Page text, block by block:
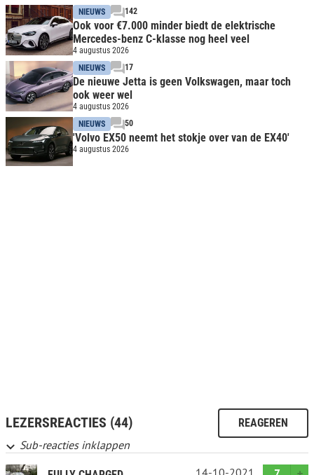
NIEUWS
142
Ook voor €7.000 minder biedt de elektrische
Mercedes-benz C-klasse nog heel veel
4 augustus 2026
NIEUWS
17
De nieuwe Jetta is geen Volkswagen, maar toch
ook weer wel
4 augustus 2026
NIEUWS
50
'Volvo EX50 neemt het stokje over van de EX40'
4 augustus 2026
LEZERSREACTIES (44) REAGEREN
Sub-reacties inklappen
14-10-2021